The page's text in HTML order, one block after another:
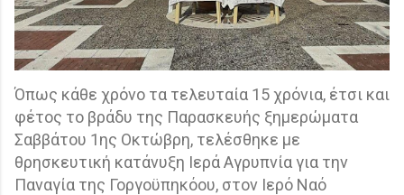
Όπως κάθε χρόνο τα τελευταία 15 χρόνια, έτσι και
φέτος το βράδυ της Παρασκευής ξημερώματα
Σαββάτου 1ης Οκτώβρη, τελέσθηκε με
θρησκευτική κατάνυξη Ιερά Αγρυπνία για την
Παναγία της Γοργοϋπηκόου, στον Ιερό Ναό